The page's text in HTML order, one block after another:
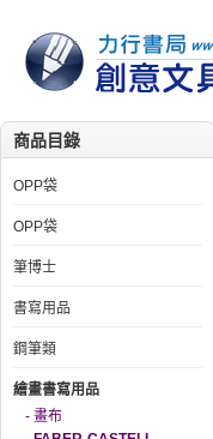
商品目錄
OPP袋
OPP袋
筆博士
書寫用品
鋼筆類
繪畫書寫用品
- 畫布